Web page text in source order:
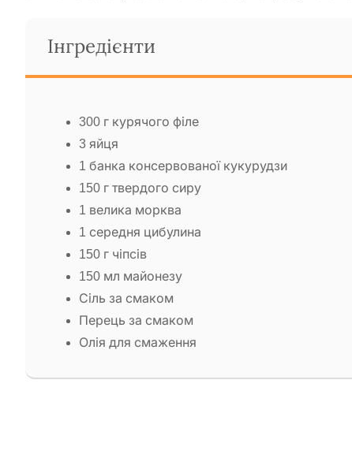
Інгредієнти
300 г курячого філе
3 яйця
1 банка консервованої кукурудзи
150 г твердого сиру
1 велика морква
1 середня цибулина
150 г чіпсів
150 мл майонезу
Сіль за смаком
Перець за смаком
Олія для смаження